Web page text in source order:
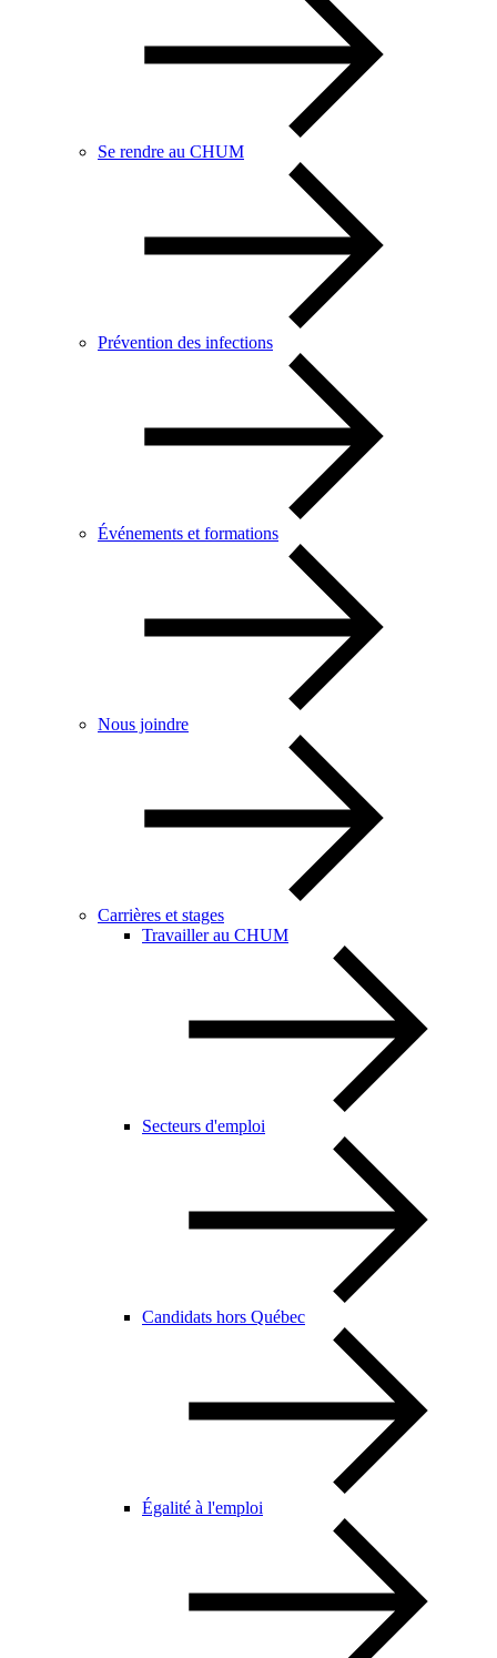
Se rendre au CHUM
Prévention des infections
Événements et formations
Nous joindre
Carrières et stages
Travailler au CHUM
Secteurs d'emploi
Candidats hors Québec
Égalité à l'emploi